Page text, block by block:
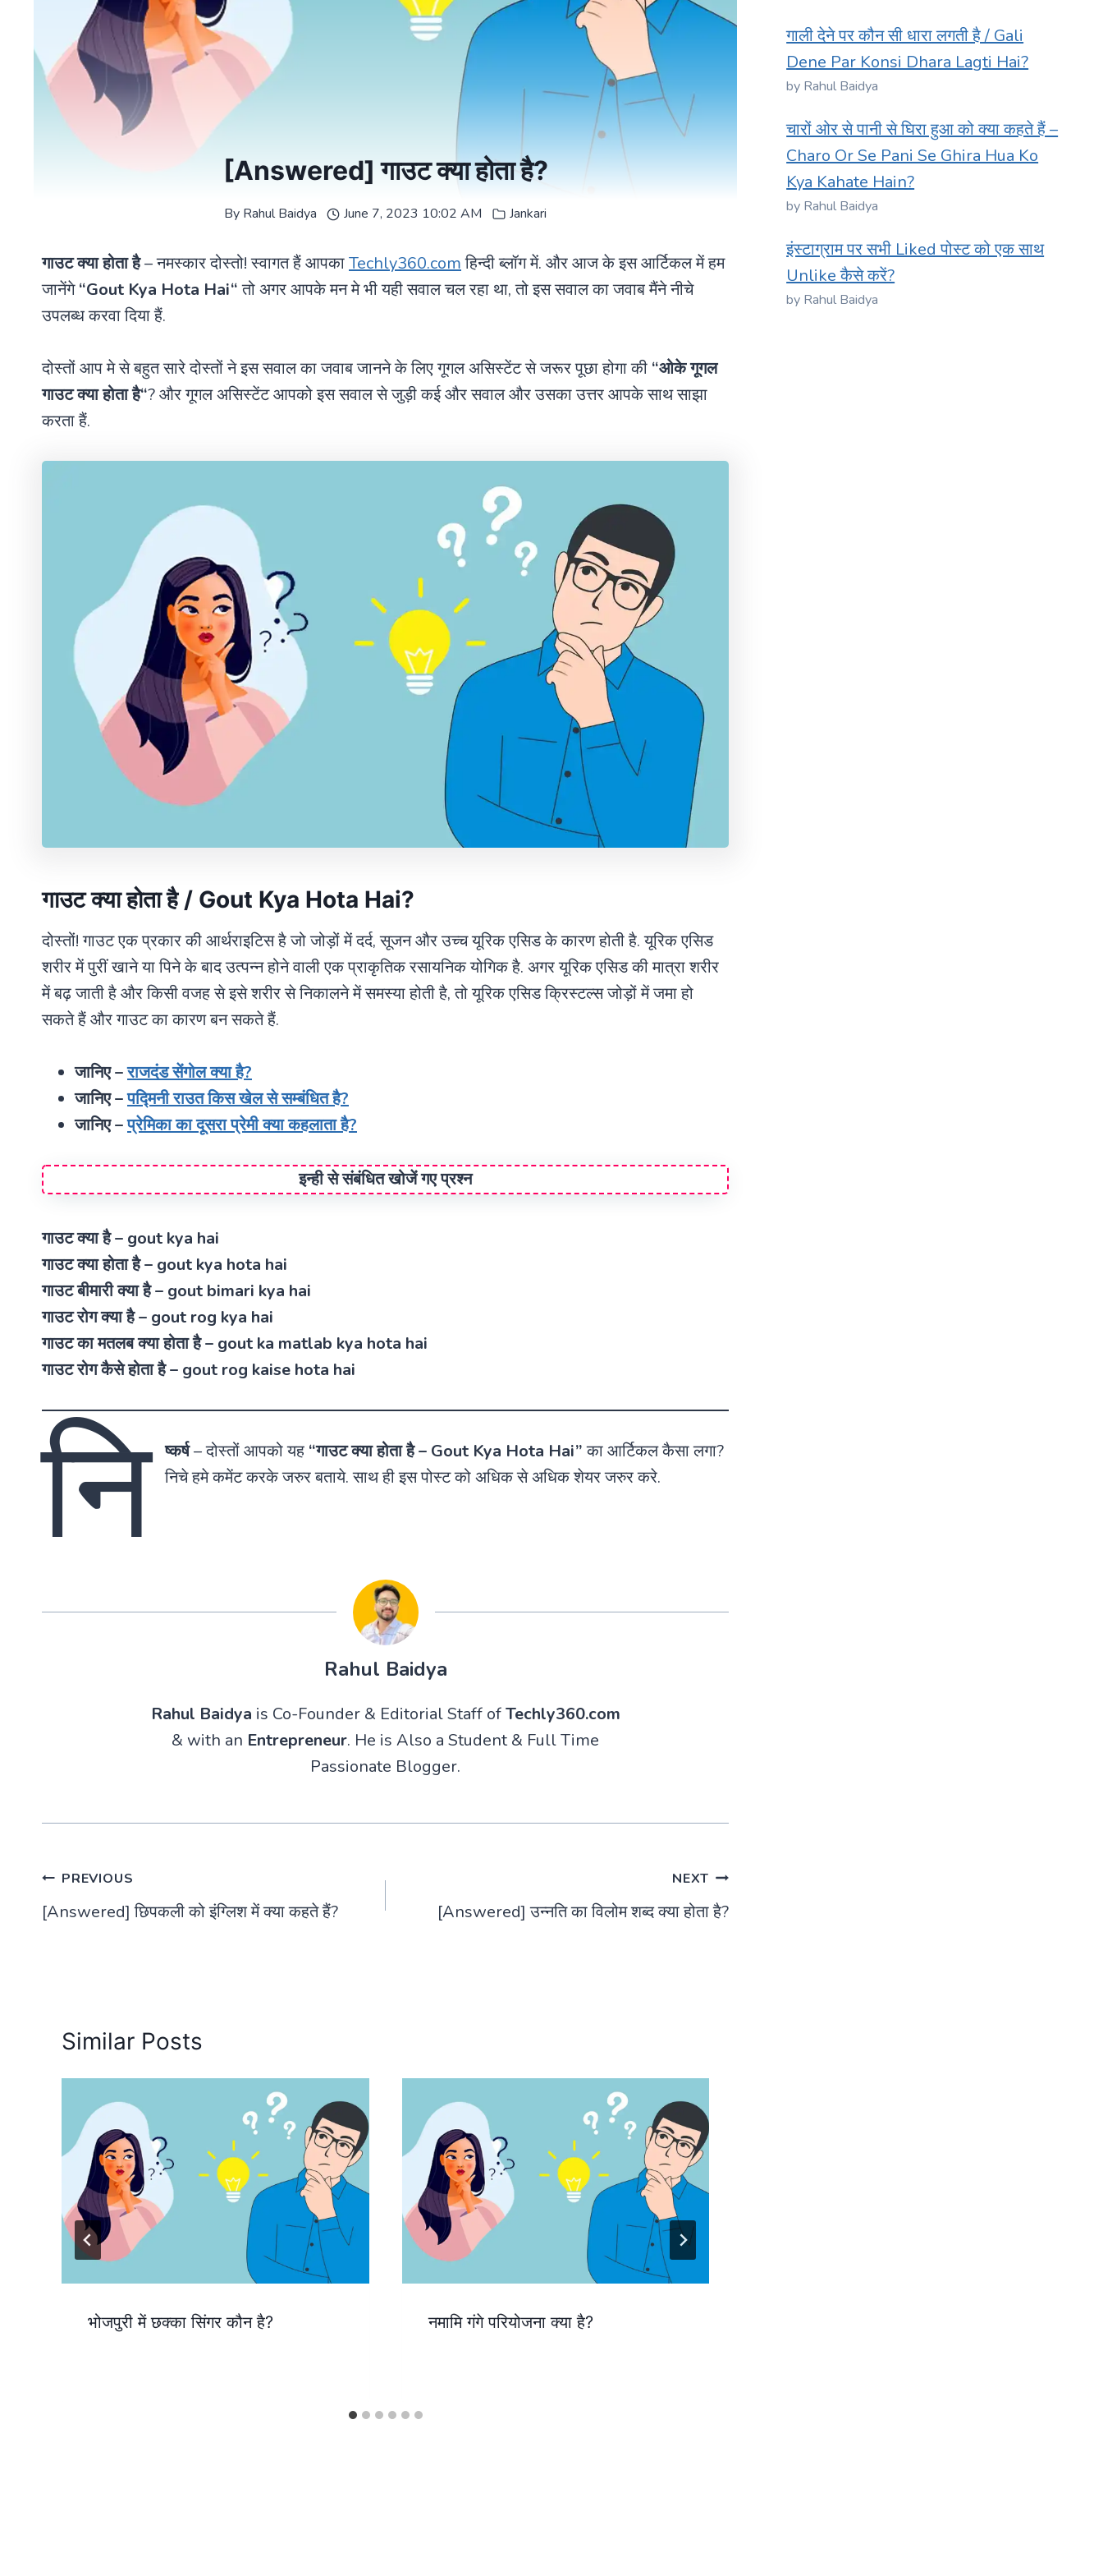
[Answered] गाउट क्या होता है?
By Rahul Baidya June 7, 2023 10:02 AM Jankari
गाउट क्या होता है– नमस्कार दोस्तो! स्वागत हैं आपकाTechly360.comहिन्दी ब्लॉग में. और आज के इस आर्टिकल में हम
जानेंगे“Gout Kya Hota Hai“तो अगर आपके मन मे भी यही सवाल चल रहा था, तो इस सवाल का जवाब मैंने नीचे
उपलब्ध करवा दिया हैं.
दोस्तों आप मे से बहुत सारे दोस्तों ने इस सवाल का जवाब जानने के लिए गूगल असिस्टेंट से जरूर पूछा होगा की “ओके गूगल
गाउट क्या होता है“? और गूगल असिस्टेंट आपको इस सवाल से जुड़ी कई और सवाल और उसका उत्तर आपके साथ साझा
करता हैं.
गाउट क्या होता है / Gout Kya Hota Hai?
दोस्तों! गाउट एक प्रकार की आर्थराइटिस है जो जोड़ों में दर्द, सूजन और उच्च यूरिक एसिड के कारण होती है. यूरिक एसिड
शरीर में पुरीं खाने या पिने के बाद उत्पन्न होने वाली एक प्राकृतिक रसायनिक योगिक है. अगर यूरिक एसिड की मात्रा शरीर
में बढ़ जाती है और किसी वजह से इसे शरीर से निकालने में समस्या होती है, तो यूरिक एसिड क्रिस्टल्स जोड़ों में जमा हो
सकते हैं और गाउट का कारण बन सकते हैं.
जानिए –राजदंड सेंगोल क्या है?
जानिए –पद्मिनी राउत किस खेल से सम्बंधित है?
जानिए –प्रेमिका का दूसरा प्रेमी क्या कहलाता है?
इन्ही से संबंधित खोजें गए प्रश्न
गाउट क्या है – gout kya hai
गाउट क्या होता है – gout kya hota hai
गाउट बीमारी क्या है – gout bimari kya hai
गाउट रोग क्या है – gout rog kya hai
गाउट का मतलब क्या होता है – gout ka matlab kya hota hai
गाउट रोग कैसे होता है – gout rog kaise hota hai
नि ष्कर्ष–दोस्तों आपको यह “गाउट क्या होता है – Gout Kya Hota Hai”का आर्टिकल कैसा लगा?
निचे हमे कमेंट करके जरुर बताये. साथ ही इस पोस्ट को अधिक से अधिक शेयर जरुर करे.
Rahul Baidya
Rahul Baidya is Co-Founder & Editorial Staff ofTechly360.com
& with an Entrepreneur. He is Also a Student & Full Time
Passionate Blogger.
Post
navigation
PREVIOUS
[Answered] छिपकली को इंग्लिश में क्या कहते हैं?
NEXT
[Answered] उन्नति का विलोम शब्द क्या होता है?
Similar Posts
भोजपुरी में छक्का सिंगर कौन है? नमामि गंगे परियोजना क्या है?
गाली देने पर कौन सी धारा लगती है / Gali
Dene Par Konsi Dhara Lagti Hai?
by Rahul Baidya
चारों ओर से पानी से घिरा हुआ को क्या कहते हैं –
Charo Or Se Pani Se Ghira Hua Ko
Kya Kahate Hain?
by Rahul Baidya
इंस्टाग्राम पर सभी Liked पोस्ट को एक साथ
Unlike कैसे करें?
by Rahul Baidya